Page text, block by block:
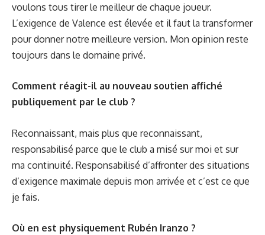
voulons tous tirer le meilleur de chaque joueur.
L’exigence de Valence est élevée et il faut la transformer
pour donner notre meilleure version. Mon opinion reste
toujours dans le domaine privé.
Comment réagit-il au nouveau soutien affiché
publiquement par le club ?
Reconnaissant, mais plus que reconnaissant,
responsabilisé parce que le club a misé sur moi et sur
ma continuité. Responsabilisé d’affronter des situations
d’exigence maximale depuis mon arrivée et c’est ce que
je fais.
Où en est physiquement Rubén Iranzo ?